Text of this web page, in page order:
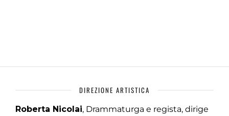
DIREZIONE ARTISTICA
Roberta Nicolai, Drammaturga e regista, dirige